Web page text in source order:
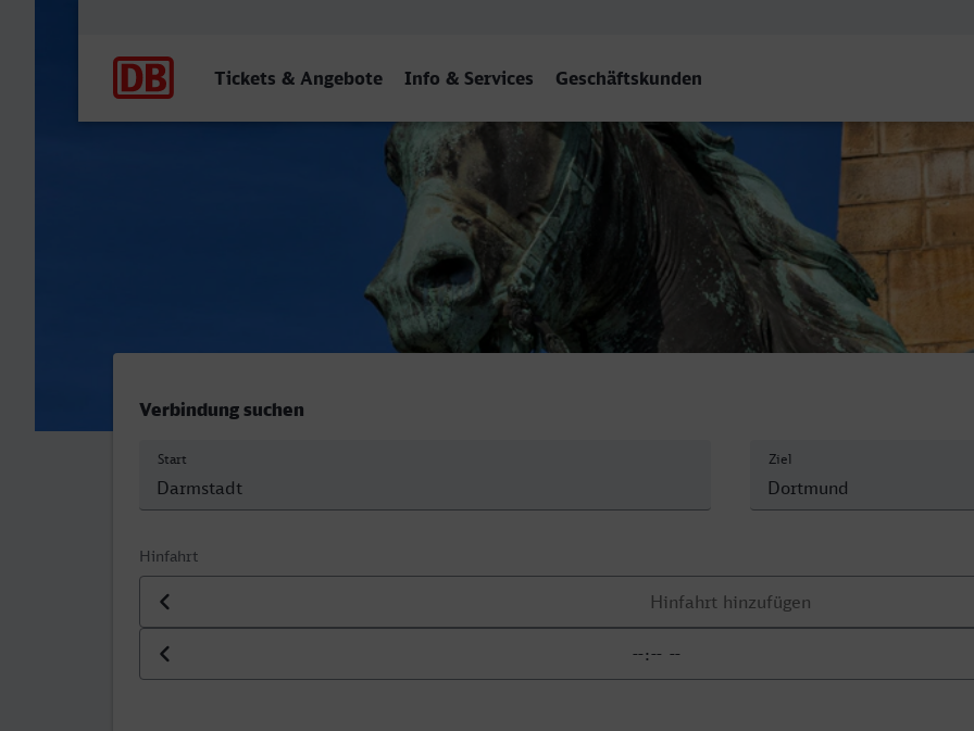
Tickets & Angebote Info & Services Geschäftskunden
Hauptbahnhof, Darmstadt - Dortmund Hbf
Verbindung suchen
Start Ziel
Hinfahrt
Datum der Hinfahrt
Uhrzeit der Hinfahrt